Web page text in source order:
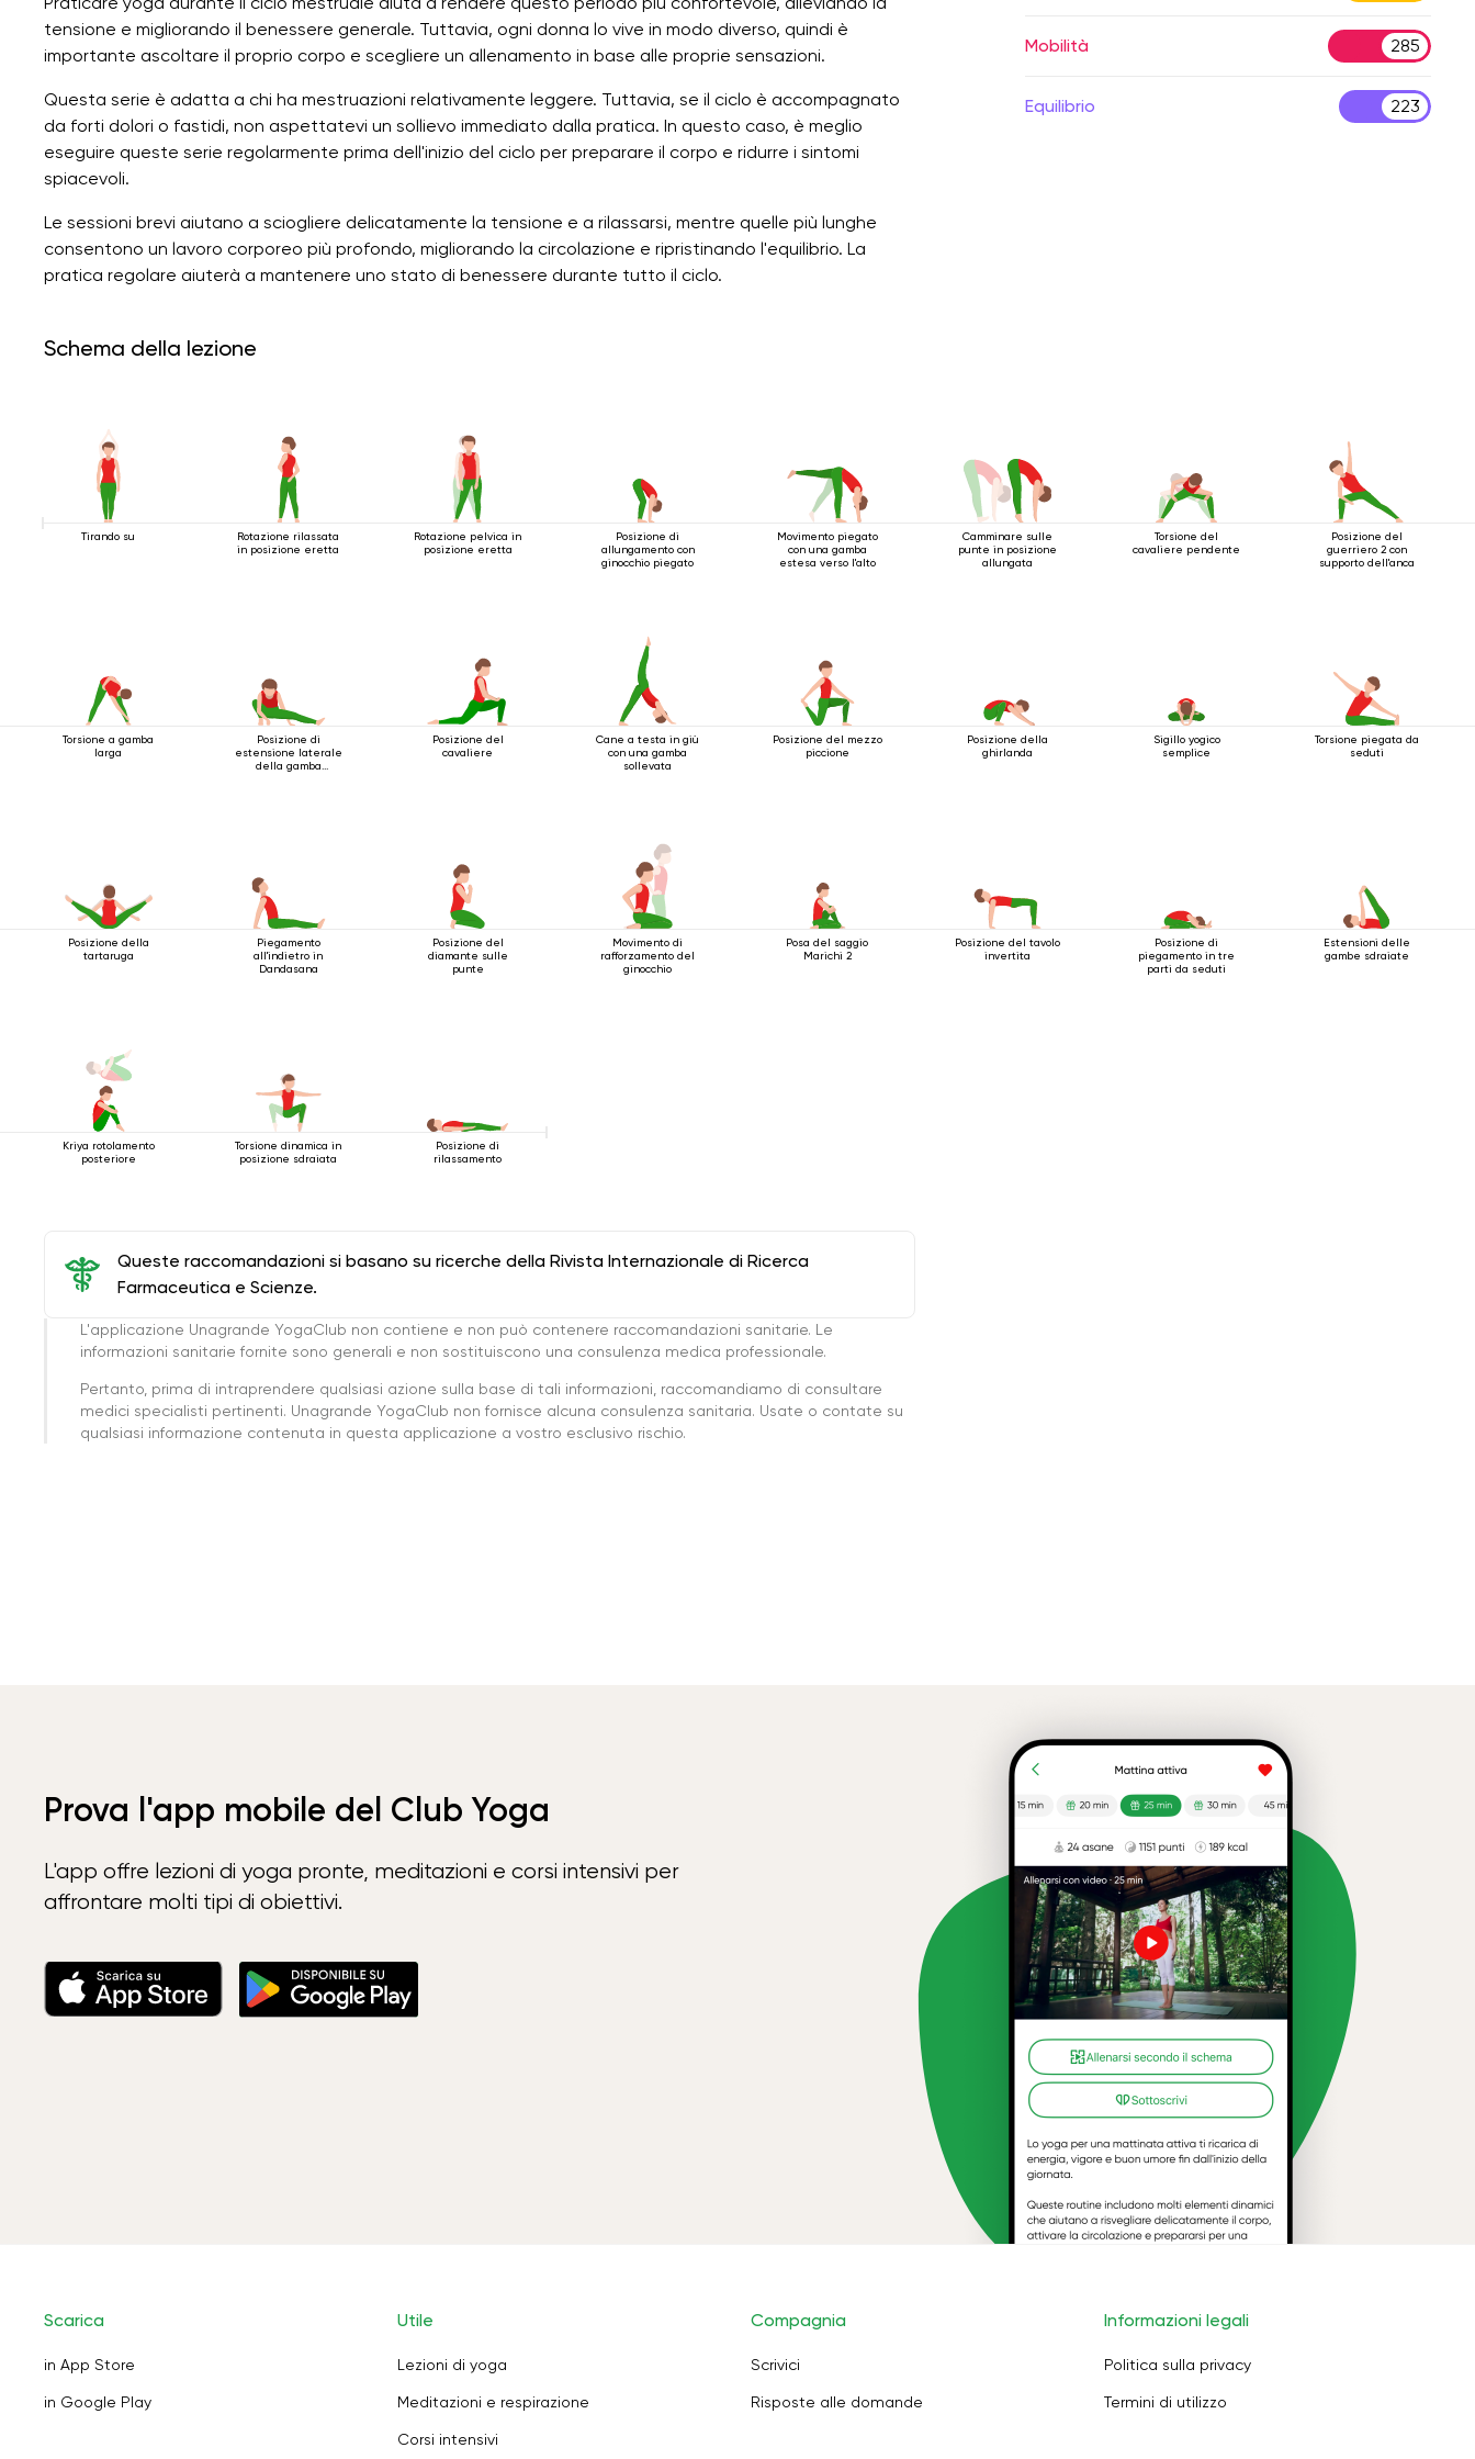
tensione e migliorando il benessere generale. Tuttavia, ogni donna lo vive in modo diverso, quindi è
importante ascoltare il proprio corpo e scegliere un allenamento in base alle proprie sensazioni.
Questa serie è adatta a chi ha mestruazioni relativamente leggere. Tuttavia, se il ciclo è accompagnato
da forti dolori o fastidi, non aspettatevi un sollievo immediato dalla pratica. In questo caso, è meglio
eseguire queste serie regolarmente prima dell'inizio del ciclo per preparare il corpo e ridurre i sintomi
spiacevoli.
Le sessioni brevi aiutano a sciogliere delicatamente la tensione e a rilassarsi, mentre quelle più lunghe
consentono un lavoro corporeo più profondo, migliorando la circolazione e ripristinando l'equilibrio. La
pratica regolare aiuterà a mantenere uno stato di benessere durante tutto il ciclo.
Mobilità 285
Equilibrio 223
Schema della lezione
Tirando su
Rotazione rilassata
in posizione eretta
Rotazione pelvica in
posizione eretta
Posizione di
allungamento con
ginocchio piegato
Movimento piegato
con una gamba
estesa verso l'alto
Camminare sulle
punte in posizione
allungata
Torsione del
cavaliere pendente
Posizione del
guerriero 2 con
supporto dell'anca
Torsione a gamba
larga
Posizione di
estensione laterale
della gamba
Posizione del
cavaliere
Cane a testa in giù
con una gamba
sollevata
Posizione del mezzo
piccione
Posizione della
ghirlanda
Sigillo yogico
semplice
Torsione piegata da
seduti
Posizione della
tartaruga
Piegamento
all'indietro in
Dandasana
Posizione del
diamante sulle
punte
Movimento di
rafforzamento del
ginocchio
Posa del saggio
Marichi 2
Posizione del tavolo
invertita
Posizione di
piegamento in tre
parti da seduti
Estensioni delle
gambe sdraiate
Kriya rotolamento
posteriore
Torsione dinamica in
posizione sdraiata
Posizione di
rilassamento
Queste raccomandazioni si basano su ricerche della Rivista Internazionale di Ricerca
Farmaceutica e Scienze.
L'applicazione Unagrande YogaClub non contiene e non può contenere raccomandazioni sanitarie. Le
informazioni sanitarie fornite sono generali e non sostituiscono una consulenza medica professionale.
Pertanto, prima di intraprendere qualsiasi azione sulla base di tali informazioni, raccomandiamo di consultare
medici specialisti pertinenti. Unagrande YogaClub non fornisce alcuna consulenza sanitaria. Usate o contate su
qualsiasi informazione contenuta in questa applicazione a vostro esclusivo rischio.
Prova l'app mobile del Club Yoga
L'app offre lezioni di yoga pronte, meditazioni e corsi intensivi per
affrontare molti tipi di obiettivi.
Scarica
in App Store
in Google Play
Utile
Lezioni di yoga
Meditazioni e respirazione
Corsi intensivi
Compagnia
Scrivici
Risposte alle domande
Informazioni legali
Politica sulla privacy
Termini di utilizzo